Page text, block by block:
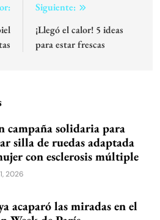
Siguiente:
¡Llegó el calor! 5 ideas
para estar frescas
campaña solidaria para
silla de ruedas adaptada
con esclerosis múltiple
2026
acaparó las miradas en el